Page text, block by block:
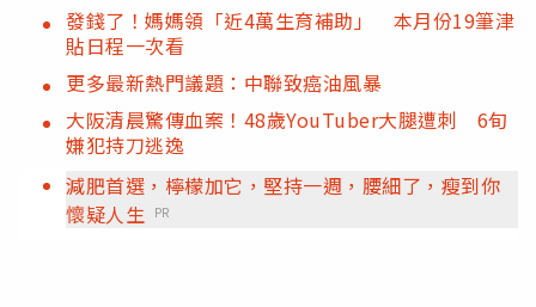
發錢了！媽媽領「近4萬生育補助」 本月份19筆津
貼日程一次看
更多最新熱門議題：中聯致癌油風暴
大阪清晨驚傳血案！48歲YouTuber大腿遭刺 6旬
嫌犯持刀逃逸
減肥首選，檸檬加它，堅持一週，腰細了，瘦到你
懷疑人生 PR